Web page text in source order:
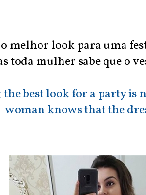
melhor look para uma
toda mulher sabe que o
best look for a party is
woman knows that the